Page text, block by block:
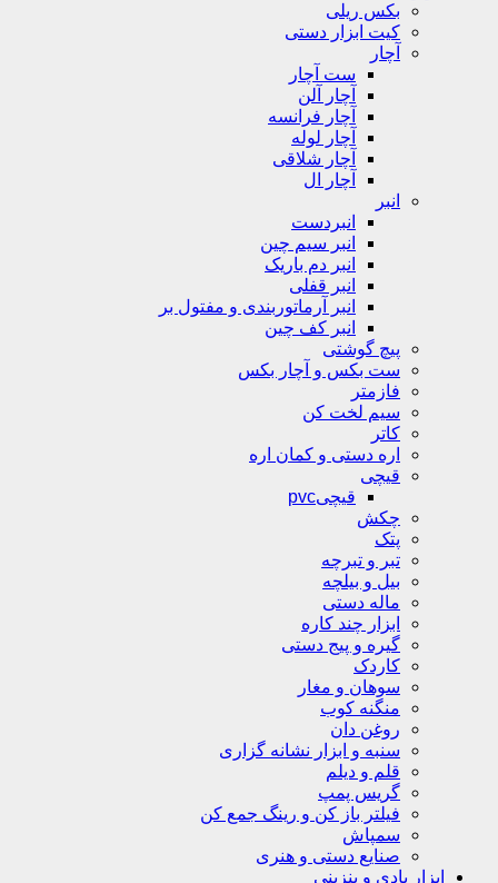
بکس ریلی
کیت ابزار دستی
آچار
ست آچار
آچار آلن
آچار فرانسه
آچار لوله
آچار شلاقی
آچار ال
انبر
انبردست
انبر سیم چین
انبر دم باریک
انبر قفلی
انبر آرماتوربندی و مفتول بر
انبر کف چین
پیچ گوشتی
ست بکس و آچار بکس
فازمتر
سیم لخت کن
کاتر
اره دستی و کمان اره
قیچی
قیچیpvc
چکش
پتک
تبر و تبرچه
بیل و بیلچه
ماله دستی
ابزار چند کاره
گیره و پیج دستی
کاردک
سوهان و مغار
منگنه کوب
روغن دان
سنبه و ابزار نشانه گزاری
قلم و دیلم
گریس پمپ
فیلتر باز کن و رینگ جمع کن
سمپاش
صنایع دستی و هنری
ابزار بادی و بنزینی